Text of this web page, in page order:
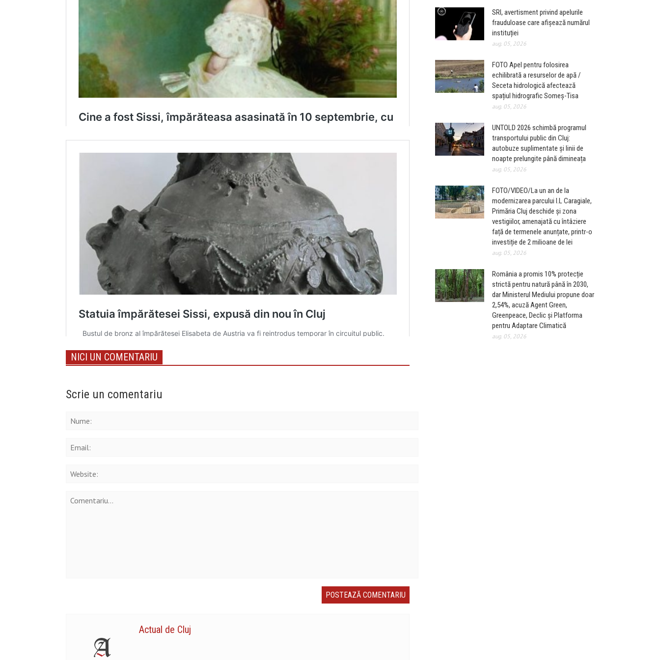
NICI UN COMENTARIU
Scrie un comentariu
Actual de Cluj
SRI, avertisment privind apelurile
frauduloase care afișează numărul
instituției
aug. 05, 2026
FOTO Apel pentru folosirea
echilibrată a resurselor de apă /
Seceta hidrologică afectează
spațiul hidrografic Someș-Tisa
aug. 05, 2026
UNTOLD 2026 schimbă programul
transportului public din Cluj:
autobuze suplimentate și linii de
noapte prelungite până dimineața
aug. 05, 2026
FOTO/VIDEO/La un an de la
modernizarea parcului I.L Caragiale,
Primăria Cluj deschide și zona
vestigiilor, amenajată cu întâziere
față de termenele anunțate, printr-o
investiție de 2 milioane de lei
aug. 05, 2026
România a promis 10% protecție
strictă pentru natură până în 2030,
dar Ministerul Mediului propune doar
2,54%, acuză Agent Green,
Greenpeace, Declic și Platforma
pentru Adaptare Climatică
aug. 05, 2026